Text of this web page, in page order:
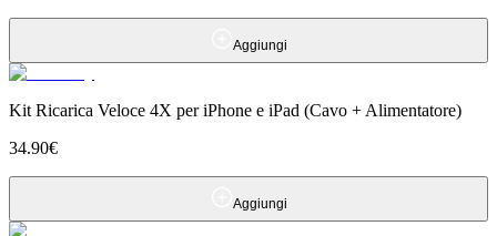
Aggiungi
Kit Ricarica Veloce 4X per iPhone e iPad (Cavo + Alimentatore)
34.90€
Aggiungi